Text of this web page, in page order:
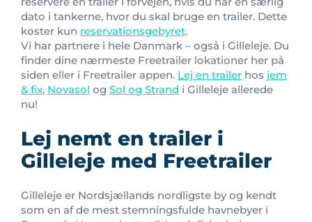
dato i tankerne, hvor du skal bruge en trailer. Dette
koster kun reservationsgebyret.
Vi har partnere i hele Danmark – også i Gilleleje. Du
finder dine nærmeste Freetrailer lokationer her på
siden eller i Freetrailer appen. Lej en trailer hos jem
& fix, Novasol og Sol og Strand i Gilleleje allerede
nu!
Lej nemt en trailer i
Gilleleje med Freetrailer
Gilleleje er Nordsjællands nordligste by og kendt
som en af de mest stemningsfulde havnebyer i